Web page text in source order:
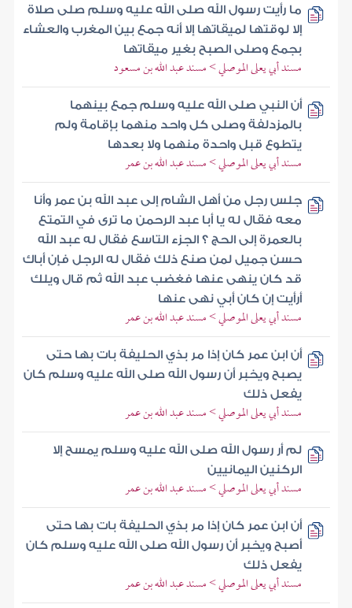
ما رأيت رسول الله صلى الله عليه وسلم صلى صلاة
إلا لوقتها لميقاتها إلا أنه جمع بين المغرب والعشاء
بجمع وصلى الصبح بغير ميقاتها
مسند أبي يعلى الموصلي > مسند عبد الله بن مسعود
أن النبي صلى الله عليه وسلم جمع بينهما
بالمزدلفة وصلى كل واحد منهما بإقامة ولم
يتطوع قبل واحدة منهما ولا بعدها
مسند أبي يعلى الموصلي > مسند عبد الله بن عمر
جلس رجل من أهل الشام إلى عبد الله بن عمر وأنا
معه فقال له يا أبا عبد الرحمن ما ترى في التمتع
بالعمرة إلى الحج ؟ الجزء التاسع فقال له عبد الله
حسن جميل لمن صنع ذلك فقال له الرجل فإن أباك
قد كان ينهى عنها فغضب عبد الله ثم قال ويلك
أرأيت إن كان أبي نهى عنها
مسند أبي يعلى الموصلي > مسند عبد الله بن عمر
أن ابن عمر كان إذا مر بذي الحليفة بات بها حتى
يصبح ويخبر أن رسول الله صلى الله عليه وسلم كان
يفعل ذلك
مسند أبي يعلى الموصلي > مسند عبد الله بن عمر
لم أر رسول الله صلى الله عليه وسلم يمسح إلا
الركنين اليمانيين
مسند أبي يعلى الموصلي > مسند عبد الله بن عمر
أن ابن عمر كان إذا مر بذي الحليفة بات بها حتى
أصبح ويخبر أن رسول الله صلى الله عليه وسلم كان
يفعل ذلك
مسند أبي يعلى الموصلي > مسند عبد الله بن عمر